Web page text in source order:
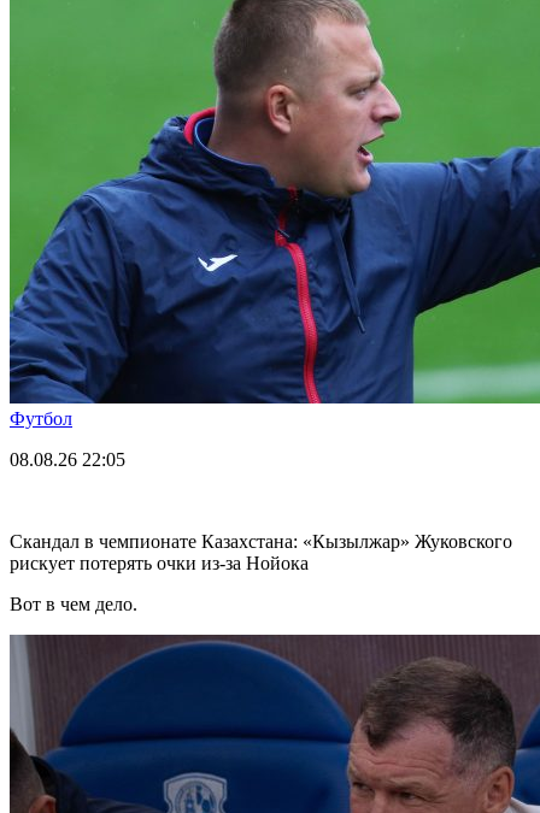
Футбол
08.08.26 22:05
Скандал в чемпионате Казахстана: «Кызылжар» Жуковского
рискует потерять очки из-за Нойока
Вот в чем дело.